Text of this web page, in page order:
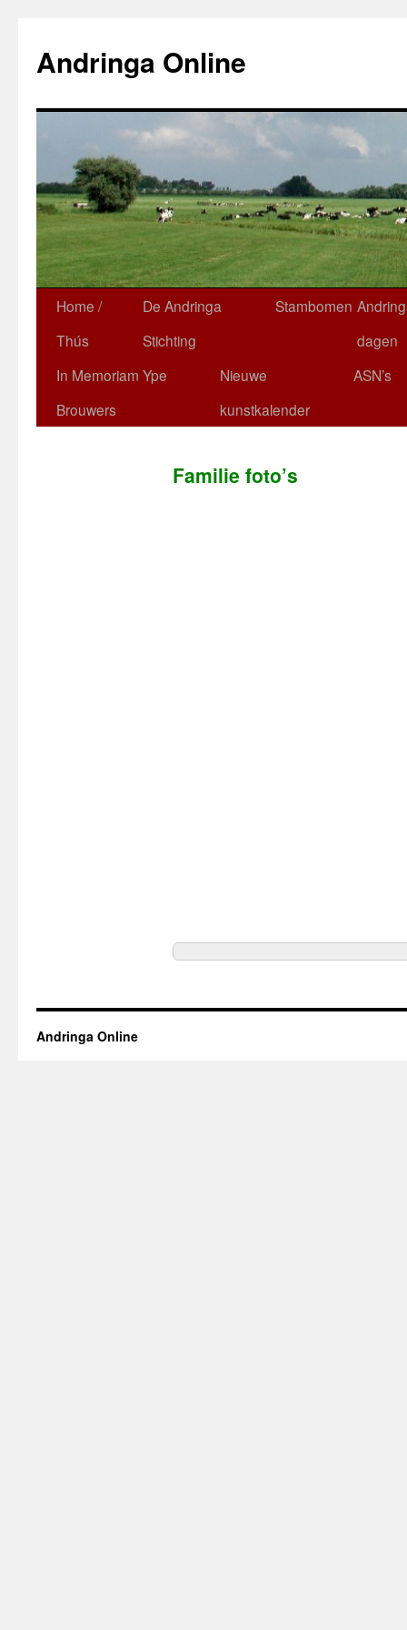
de
inhoud
Andringa Online
Home /
Thús
De Andringa
Stichting
Stambomen
dagen
In Memoriam Ype
Brouwers
Nieuwe
kunstkalender
ASN’s
Familie foto’s
Andringa Online